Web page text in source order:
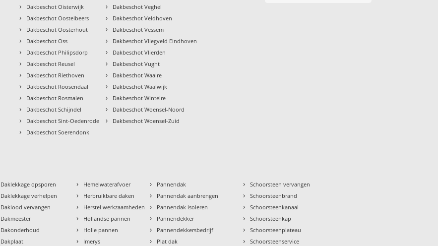
› Dakbeschot Oisterwijk
› Dakbeschot Oostelbeers
› Dakbeschot Oosterhout
› Dakbeschot Oss
› Dakbeschot Philipsdorp
› Dakbeschot Reusel
› Dakbeschot Riethoven
› Dakbeschot Roosendaal
› Dakbeschot Rosmalen
› Dakbeschot Schijndel
› Dakbeschot Sint-Oedenrode
› Dakbeschot Soerendonk
› Dakbeschot Veghel
› Dakbeschot Veldhoven
› Dakbeschot Vessem
› Dakbeschot Vliegveld Eindhoven
› Dakbeschot Vlierden
› Dakbeschot Vught
› Dakbeschot Waalre
› Dakbeschot Waalwijk
› Dakbeschot Wintelre
› Dakbeschot Woensel-Noord
› Dakbeschot Woensel-Zuid
Daklekkage opsporen
Daklekkage verhelpen
Daklood vervangen
Dakmeester
Dakonderhoud
Dakplaat
› Hemelwaterafvoer
› Herbruikbare daken
› Herstel werkzaamheden
› Hollandse pannen
› Holle pannen
› Imerys
› Pannendak
› Pannendak aanbrengen
› Pannendak isoleren
› Pannendekker
› Pannendekkersbedrijf
› Plat dak
› Schoorsteen vervangen
› Schoorsteenbrand
› Schoorsteenkanaal
› Schoorsteenkap
› Schoorsteenplateau
› Schoorsteenservice